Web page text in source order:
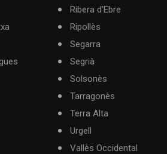
Ribera d'Ebre
Ripollès
Segarra
Segrià
Solsonès
Tarragonès
Terra Alta
Urgell
Vallès Occidental